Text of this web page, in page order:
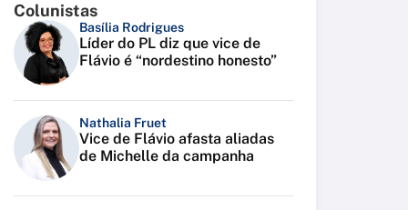
Colunistas
Basília Rodrigues
Líder do PL diz que vice de
Flávio é “nordestino honesto”
Nathalia Fruet
Vice de Flávio afasta aliadas
de Michelle da campanha